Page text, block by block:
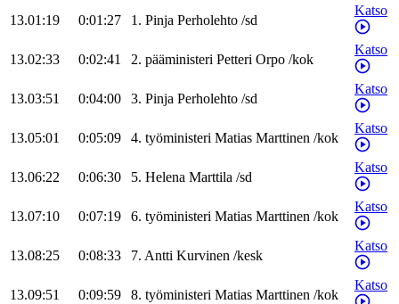
13.01:19
0:01:27 1. Pinja Perholehto /sd
Katso
13.02:33 0:02:41 2. pääministeri Petteri Orpo /kok
Katso
13.03:51 0:04:00 3. Pinja Perholehto /sd
Katso
13.05:01 0:05:09 4. työministeri Matias Marttinen /kok
Katso
13.06:22 0:06:30 5. Helena Marttila /sd
Katso
13.07:10 0:07:19 6. työministeri Matias Marttinen /kok
Katso
13.08:25 0:08:33 7. Antti Kurvinen /kesk
Katso
13.09:51 0:09:59 8. työministeri Matias Marttinen /kok
Katso